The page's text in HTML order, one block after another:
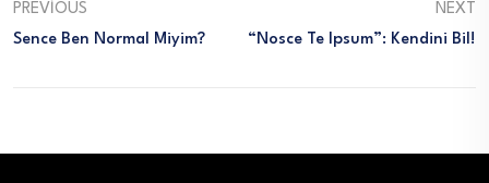
PREVIOUS
Sence Ben Normal Miyim?
NEXT
“Nosce Te Ipsum”: Kendini Bil!